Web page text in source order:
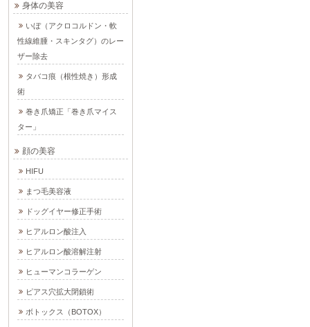
身体の美容
いぼ（アクロコルドン・軟
性線維腫・スキンタグ）のレー
ザー除去
タバコ痕（根性焼き）形成
術
巻き爪矯正「巻き爪マイス
ター」
顔の美容
HIFU
まつ毛美容液
ドッグイヤー修正手術
ヒアルロン酸注入
ヒアルロン酸溶解注射
ヒューマンコラーゲン
ピアス穴拡大閉鎖術
ボトックス（BOTOX）